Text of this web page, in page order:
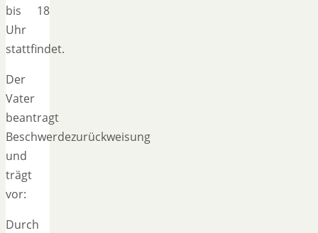
bis 18
Uhr
stattfindet.
Der
Vater
beantragt
Beschwerdezurückweisung
und
trägt
vor:
Durch